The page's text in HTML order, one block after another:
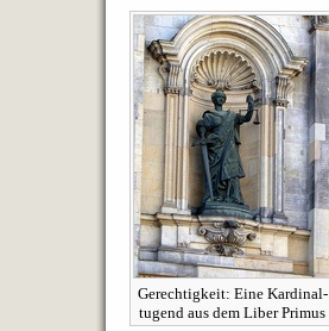
Gerechtigkeit: Eine Kardinal-
tugend aus dem Liber Primus